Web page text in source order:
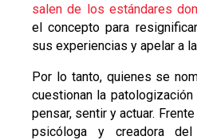
salen de los estándares
el concepto para
sus experiencias y apelar a
Por lo tanto, quienes se
cuestionan la
pensar, sentir y actuar.
psicóloga y creadora